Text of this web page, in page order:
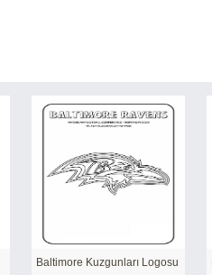
Baltimore Kuzgunları Logosu